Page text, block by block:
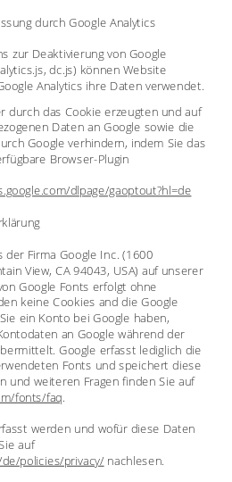
durch Google Analytics
zur Deaktivierung von Google
dc.js) können Website
Analytics ihre Daten verwendet.
durch das Cookie erzeugten und auf
Daten an Google sowie die
Google verhindern, indem Sie das
Browser-Plugin
dlpage/gaoptout?hl=de
der Firma Google Inc. (1600
View, CA 94043, USA) auf unserer
Google Fonts erfolgt ohne
keine Cookies and die Google
ein Konto bei Google haben,
an Google während der
Google erfasst lediglich die
Fonts und speichert diese
und weiteren Fragen finden Sie auf
fonts/faq.
werden und wofür diese Daten
auf
policies/privacy/ nachlesen.